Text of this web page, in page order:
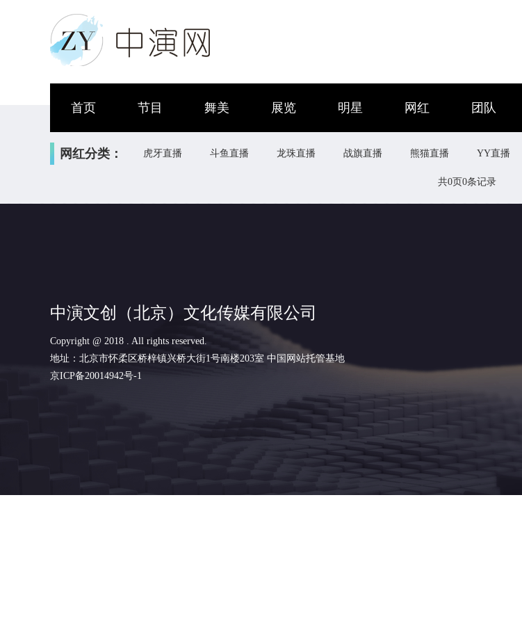
首页 节目 舞美 展览 明星 网红 团队
网红分类： 虎牙直播 斗鱼直播 龙珠直播 战旗直播 熊猫直播 YY直播
共0页0条记录
中演文创（北京）文化传媒有限公司
Copyright @ 2018 . All rights reserved.
地址：北京市怀柔区桥梓镇兴桥大街1号南楼203室 中国网站托管基地
京ICP备20014942号-1